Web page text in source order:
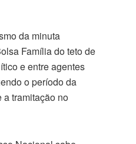
da minuta
Família do teto de
e entre agentes
o período da
a tramitação no